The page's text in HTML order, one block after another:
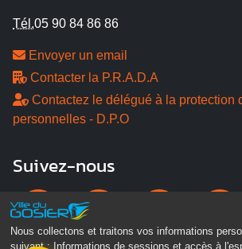
Nous collectons et traitons vos informations
suivant :
Informations de sessions et accès à
Tél.05 90 84 86 86
Envoyer un email
Contacter la P.R.A.D.A
Contactez le délégué à la protection
personnelles - D.P.O
Suivez-nous